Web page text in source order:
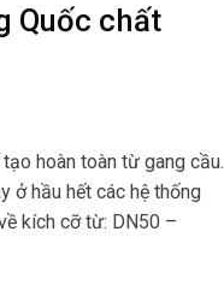
Quốc chất
hoàn toàn từ gang cầu.
ở hầu hết các hệ thống
kích cỡ từ: DN50 –